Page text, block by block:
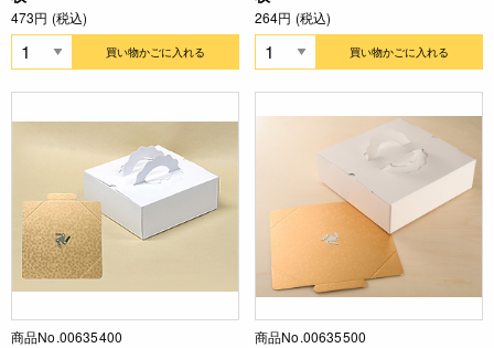
473円 (税込)
買い物かごに入れる
264円 (税込)
買い物かごに入れる
商品No.00635400 商品No.00635500